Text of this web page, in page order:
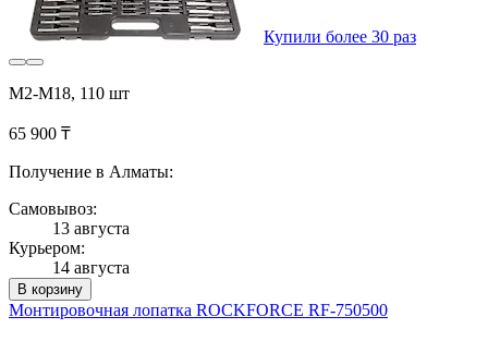
Купили более 30 раз
М2-М18, 110 шт
65 900 ₸
Получение в Алматы:
Самовывоз:
13 августа
Курьером:
14 августа
В корзину
Монтировочная лопатка ROCKFORCE RF-750500